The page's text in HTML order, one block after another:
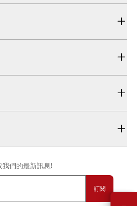
們的最新訊息!
訂閱